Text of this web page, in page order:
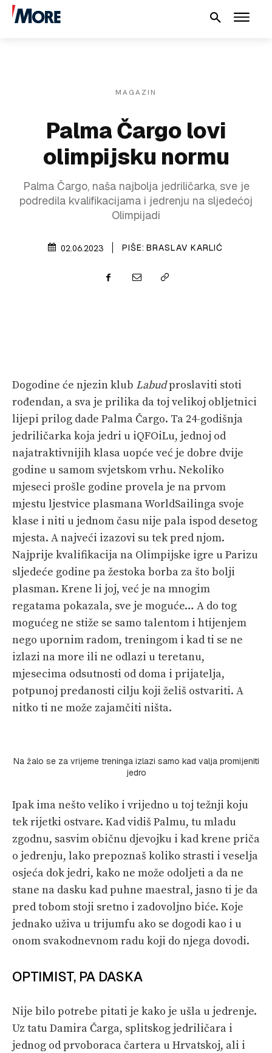
VELIKE PRIČE
PRETPLATA
SHOP
MAGAZIN
Palma Čargo lovi
olimpijsku normu
Palma Čargo, naša najbolja jedriličarka, sve je
podredila kvalifikacijama i jedrenju na sljedećoj
Olimpijadi
02.06.2023 PIŠE: BRASLAV KARLIĆ
Dogodine će njezin klub Labudproslaviti stoti
rođendan, a sva je prilika da toj velikoj obljetnici
lijepi prilog dade Palma Čargo. Ta 24-godišnja
jedriličarka koja jedri u iQFOiLu, jednoj od
najatraktivnijih klasa uopće već je dobre dvije
godine u samom svjetskom vrhu. Nekoliko
mjeseci prošle godine provela je na prvom
mjestu ljestvice plasmana WorldSailinga svoje
klase i niti u jednom času nije pala ispod desetog
mjesta. A najveći izazovi su tek pred njom.
Najprije kvalifikacija na Olimpijske igre u Parizu
sljedeće godine pa žestoka borba za što bolji
plasman. Krene li joj, već je na mnogim
regatama pokazala, sve je moguće… A do tog
mogućeg ne stiže se samo talentom i htijenjem
nego upornim radom, treningom i kad ti se ne
izlazi na more ili ne odlazi u teretanu,
mjesecima odsutnosti od doma i prijatelja,
potpunoj predanosti cilju koji želiš ostvariti. A
nitko ti ne može zajamčiti ništa.
Na žalo se za vrijeme treninga izlazi samo kad valja promijeniti
jedro
Ipak ima nešto veliko i vrijedno u toj težnji koju
tek rijetki ostvare. Kad vidiš Palmu, tu mladu
zgodnu, sasvim običnu djevojku i kad krene priča
o jedrenju, lako prepoznaš koliko strasti i veselja
osjeća dok jedri, kako ne može odoljeti a da ne
stane na dasku kad puhne maestral, jasno ti je da
pred tobom stoji sretno i zadovoljno biće. Koje
jednako uživa u trijumfu ako se dogodi kao i u
onom svakodnevnom radu koji do njega dovodi.
OPTIMIST, PA DASKA
Nije bilo potrebe pitati je kako je ušla u jedrenje.
Uz tatu Damira Čarga, splitskog jedriličara i
jednog od prvoboraca čartera u Hrvatskoj, ali i